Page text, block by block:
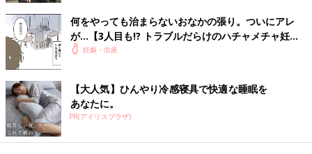
何をやっても治まらないおなかの張り。ついにアレ
が…【3人目も!? トラブルだらけのハチャメチャ妊娠
レポ2 #7】
妊娠・出産
【大人気】ひんやり冷感寝具で快適な睡眠を
あなたに。
PR(アイリスプラザ)